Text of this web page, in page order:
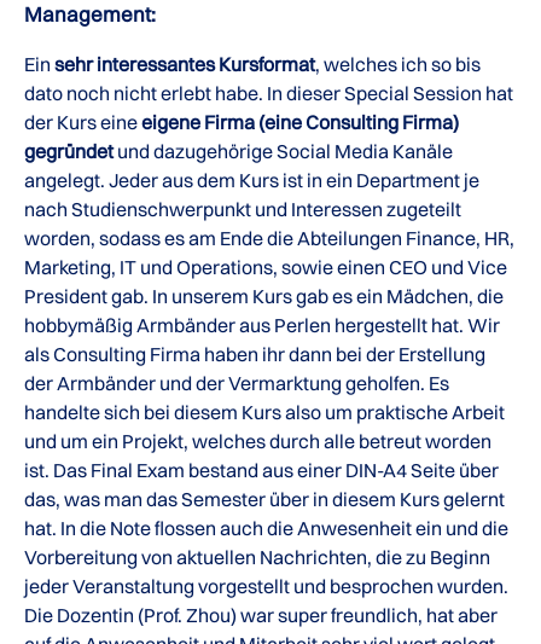
Management:
Ein sehr interessantes Kursformat, welches ich so bis
dato noch nicht erlebt habe. In dieser Special Session hat
der Kurs eineeigene Firma (eine Consulting Firma)
gegründetund dazugehörige Social Media Kanäle
angelegt. Jeder aus dem Kurs ist in ein Department je
nach Studienschwerpunkt und Interessen zugeteilt
worden, sodass es am Ende die Abteilungen Finance, HR,
Marketing, IT und Operations, sowie einen CEO und Vice
President gab. In unserem Kurs gab es ein Mädchen, die
hobbymäßig Armbänder aus Perlen hergestellt hat. Wir
als Consulting Firma haben ihr dann bei der Erstellung
der Armbänder und der Vermarktung geholfen. Es
handelte sich bei diesem Kurs also um praktische Arbeit
und um ein Projekt, welches durch alle betreut worden
ist. Das Final Exam bestand aus einer DIN-A4 Seite über
das, was man das Semester über in diesem Kurs gelernt
hat. In die Note flossen auch die Anwesenheit ein und die
Vorbereitung von aktuellen Nachrichten, die zu Beginn
jeder Veranstaltung vorgestellt und besprochen wurden.
Die Dozentin (Prof. Zhou) war super freundlich, hat aber